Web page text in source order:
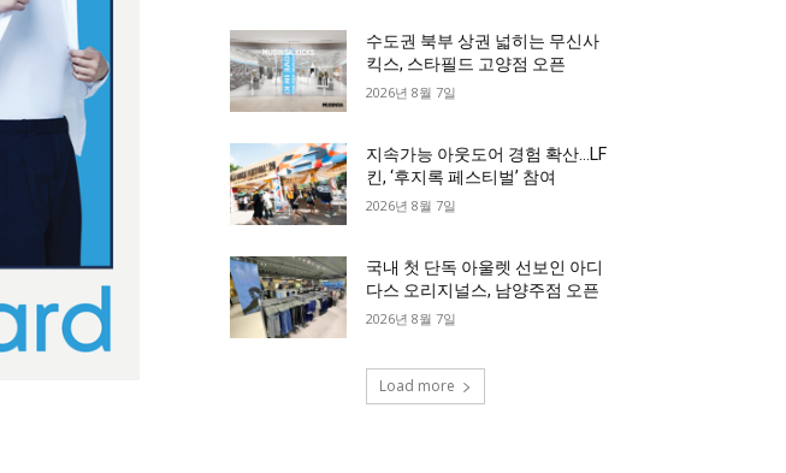
수도권 북부 상권 넓히는 무신사
킥스, 스타필드 고양점 오픈
2026년 8월 7일
지속가능 아웃도어 경험 확산…LF
킨, ‘후지록 페스티벌’ 참여
2026년 8월 7일
국내 첫 단독 아울렛 선보인 아디
다스 오리지널스, 남양주점 오픈
2026년 8월 7일
Load more